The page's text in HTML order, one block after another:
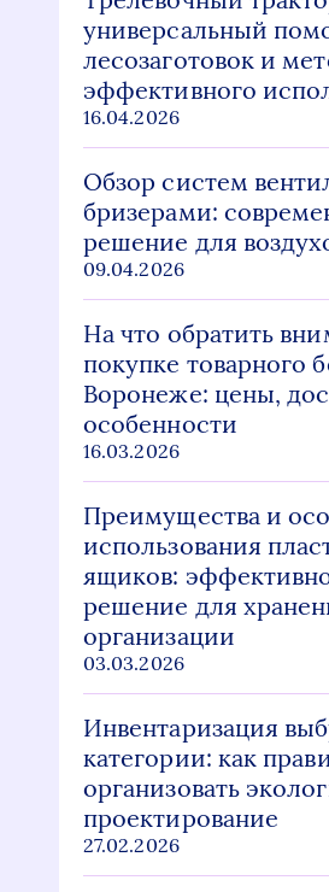
универсальный
лесозаготовок и
эффективного
16.04.2026
Обзор систем
бризерами:
решение для
09.04.2026
На что обратить
покупке товарного
Воронеже: цены,
особенности
16.03.2026
Преимущества и
использования
ящиков:
решение для
организации
03.03.2026
Инвентаризация
категории: как
организовать
проектирование
27.02.2026